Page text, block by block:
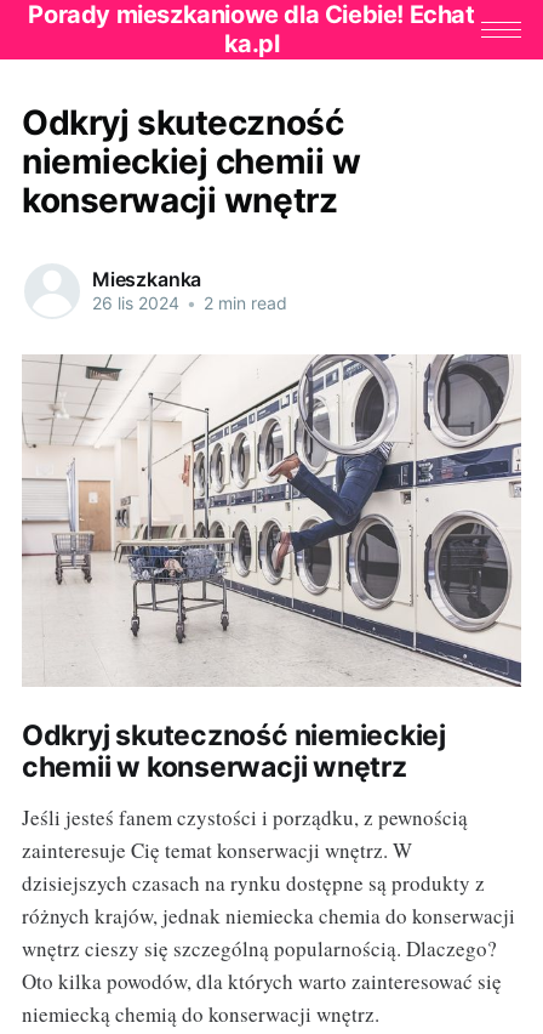
Porady mieszkaniowe dla Ciebie! Echat
ka.pl
Odkryj skuteczność
niemieckiej chemii w
konserwacji wnętrz
Mieszkanka
26 lis 2024 • 2 min read
Odkryj skuteczność niemieckiej
chemii w konserwacji wnętrz
Jeśli jesteś fanem czystości i porządku, z pewnością
zainteresuje Cię temat konserwacji wnętrz. W
dzisiejszych czasach na rynku dostępne są produkty z
różnych krajów, jednak niemiecka chemia do konserwacji
wnętrz cieszy się szczególną popularnością. Dlaczego?
Oto kilka powodów, dla których warto zainteresować się
niemiecką chemią do konserwacji wnętrz.